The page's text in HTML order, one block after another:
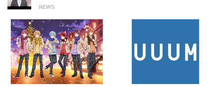
NEWS